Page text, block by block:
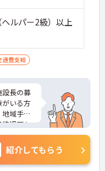
ルパー2級）以上
通費支給
設長の募
がいる方
域手当
待遇面も
される職
伝えし
紹介してもらう